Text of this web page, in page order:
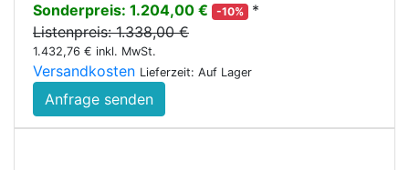
Sonderpreis: 1.204,00 €
-10%
*
Listenpreis: 1.338,00 €
1.432,76 € inkl. MwSt.
Versandkosten Lieferzeit: Auf Lager
Anfrage senden